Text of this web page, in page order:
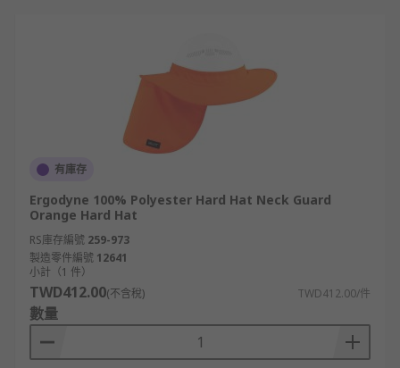
有庫存
Ergodyne 100% Polyester Hard Hat Neck Guard
Orange Hard Hat
RS庫存編號 259-973
製造零件編號 12641
小計（1 件）
TWD412.00(不含稅) TWD412.00/件
數量